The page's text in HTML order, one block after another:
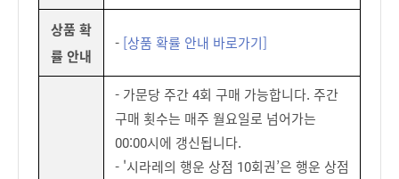
상품 확
률 안내
- [상품 확률 안내 바로가기]
- 가문당 주간 4회 구매 가능합니다. 주간
구매 횟수는 매주 월요일로 넘어가는
00:00시에 갱신됩니다.
- '시라레의 행운 상점 10회권’은 행운 상점